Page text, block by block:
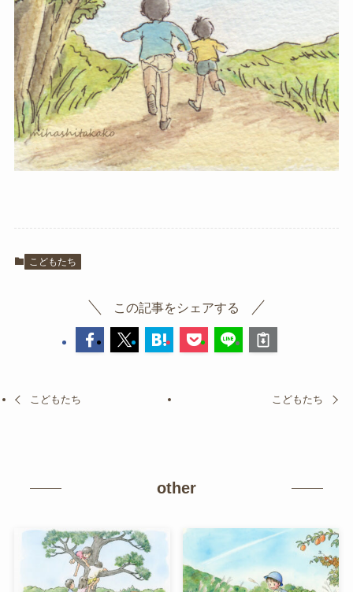
こどもたち
この記事をシェアする
こどもたち こどもたち
other